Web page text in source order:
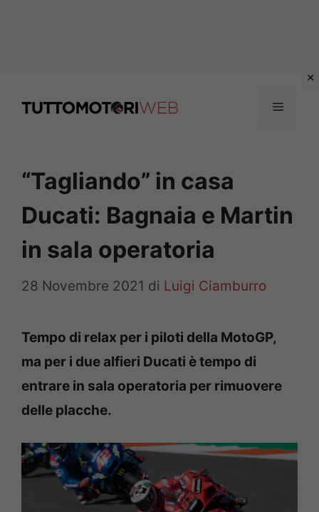
Menu
“Tagliando” in casa
Ducati: Bagnaia e Martin
in sala operatoria
28 Novembre 2021 di Luigi Ciamburro
Tempo di relax per i piloti della MotoGP,
ma per i due alfieri Ducati è tempo di
entrare in sala operatoria per rimuovere
delle placche.